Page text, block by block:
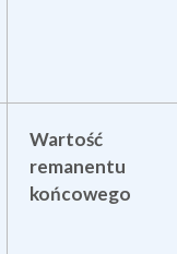
Wartość
remanentu
końcowego